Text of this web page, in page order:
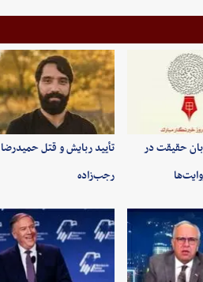
حقیقت در
تأیید ربایش و قتل حمیدرضا
رجب‌زاده